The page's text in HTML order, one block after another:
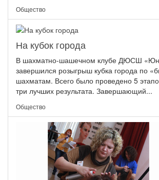
Общество
На кубок города
В шахматно-шашечном клубе ДЮСШ
завершился розыгрыш кубка города по
шахматам. Всего было проведено 5
три лучших результата. Завершающий...
Общество